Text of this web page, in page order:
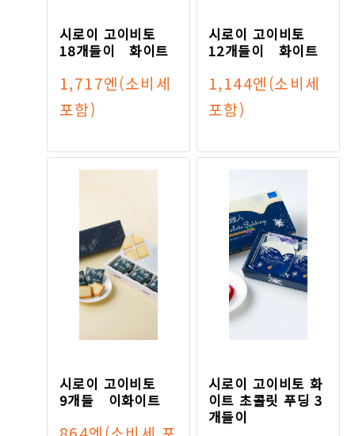
시로이 고이비토
18개들이 화이트
1,717엔(소비세
포함)
시로이 고이비토
12개들이 화이트
1,144엔(소비세
포함)
시로이 고이비토
9개들 이화이트
시로이 고이비토 화
이트 초콜릿 푸딩 3
개들이